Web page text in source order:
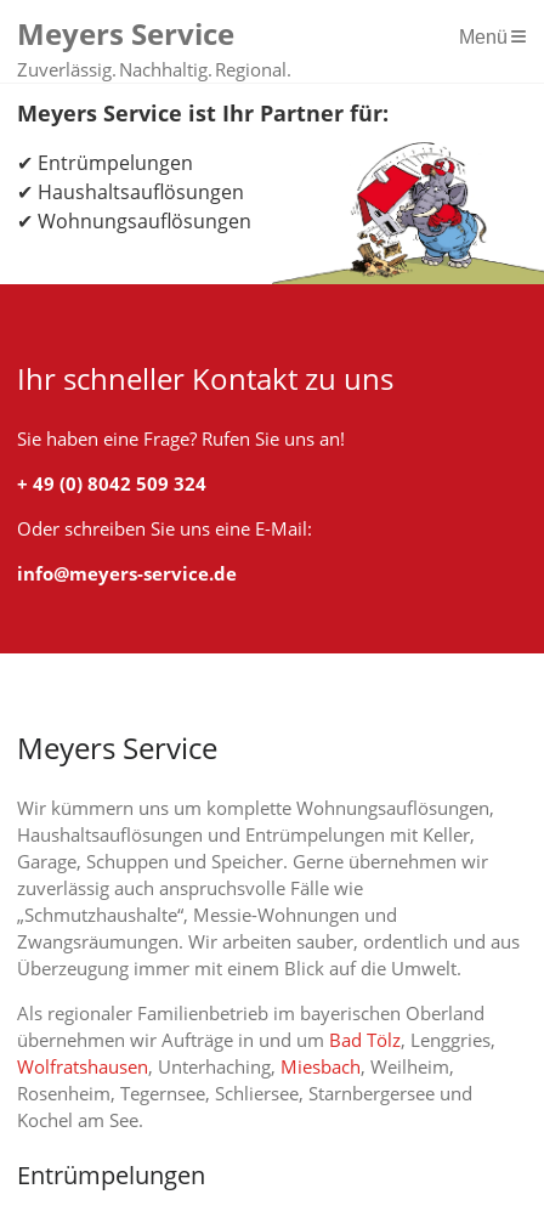
Meyers Service
Zuverlässig. Nachhaltig. Regional.
Menü
Meyers Service ist Ihr Partner für:
Entrümpelungen
Haushaltsauflösungen
Wohnungsauflösungen
Ihr schneller Kontakt zu uns
Sie haben eine Frage? Rufen Sie uns an!
+ 49 (0) 8042 509 324
Oder schreiben Sie uns eine E-Mail:
info@meyers-service.de
Meyers Service
Wir kümmern uns um komplette Wohnungsauflösungen,
Haushaltsauflösungen und Entrümpelungen mit Keller,
Garage, Schuppen und Speicher. Gerne übernehmen wir
zuverlässig auch anspruchsvolle Fälle wie
„Schmutzhaushalte“, Messie-Wohnungen und
Zwangsräumungen. Wir arbeiten sauber, ordentlich und aus
Überzeugung immer mit einem Blick auf die Umwelt.
Als regionaler Familienbetrieb im bayerischen Oberland
übernehmen wir Aufträge in und um Bad Tölz, Lenggries,
Wolfratshausen, Unterhaching, Miesbach, Weilheim,
Rosenheim, Tegernsee, Schliersee, Starnbergersee und
Kochel am See.
Entrümpelungen